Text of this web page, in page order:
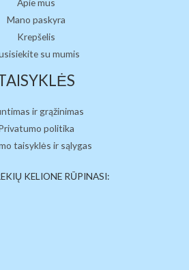
Apie mus
Mano paskyra
Krepšelis
su mumis
ir grąžinimas
politika
taisyklės ir sąlygas
KELIONE RŪPINASI: